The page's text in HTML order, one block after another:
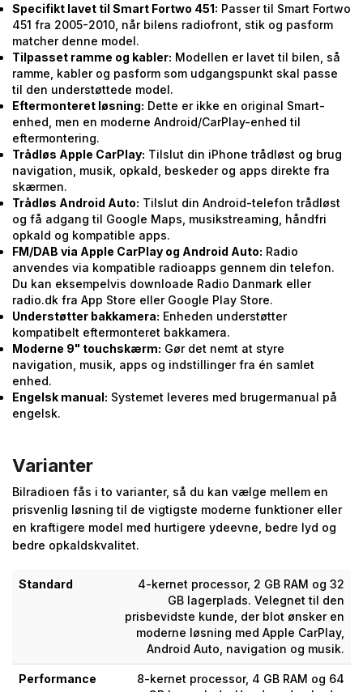
Specifikt lavet til Smart Fortwo 451: Passer til Smart Fortwo
451 fra 2005-2010, når bilens radiofront, stik og pasform
matcher denne model.
Tilpasset ramme og kabler: Modellen er lavet til bilen, så
ramme, kabler og pasform som udgangspunkt skal passe
til den understøttede model.
Eftermonteret løsning: Dette er ikke en original Smart-
enhed, men en moderne Android/CarPlay-enhed til
eftermontering.
Trådløs Apple CarPlay: Tilslut din iPhone trådløst og brug
navigation, musik, opkald, beskeder og apps direkte fra
skærmen.
Trådløs Android Auto: Tilslut din Android-telefon trådløst
og få adgang til Google Maps, musikstreaming, håndfri
opkald og kompatible apps.
FM/DAB via Apple CarPlay og Android Auto: Radio
anvendes via kompatible radioapps gennem din telefon.
Du kan eksempelvis downloade Radio Danmark eller
radio.dk fra App Store eller Google Play Store.
Understøtter bakkamera: Enheden understøtter
kompatibelt eftermonteret bakkamera.
Moderne 9" touchskærm: Gør det nemt at styre
navigation, musik, apps og indstillinger fra én samlet
enhed.
Engelsk manual: Systemet leveres med brugermanual på
engelsk.
Varianter
Bilradioen fås i to varianter, så du kan vælge mellem en
prisvenlig løsning til de vigtigste moderne funktioner eller
en kraftigere model med hurtigere ydeevne, bedre lyd og
bedre opkaldskvalitet.
Standard
4-kernet processor, 2 GB RAM og 32
GB lagerplads. Velegnet til den
prisbevidste kunde, der blot ønsker en
moderne løsning med Apple CarPlay,
Android Auto, navigation og musik.
Performance
8-kernet processor, 4 GB RAM og 64